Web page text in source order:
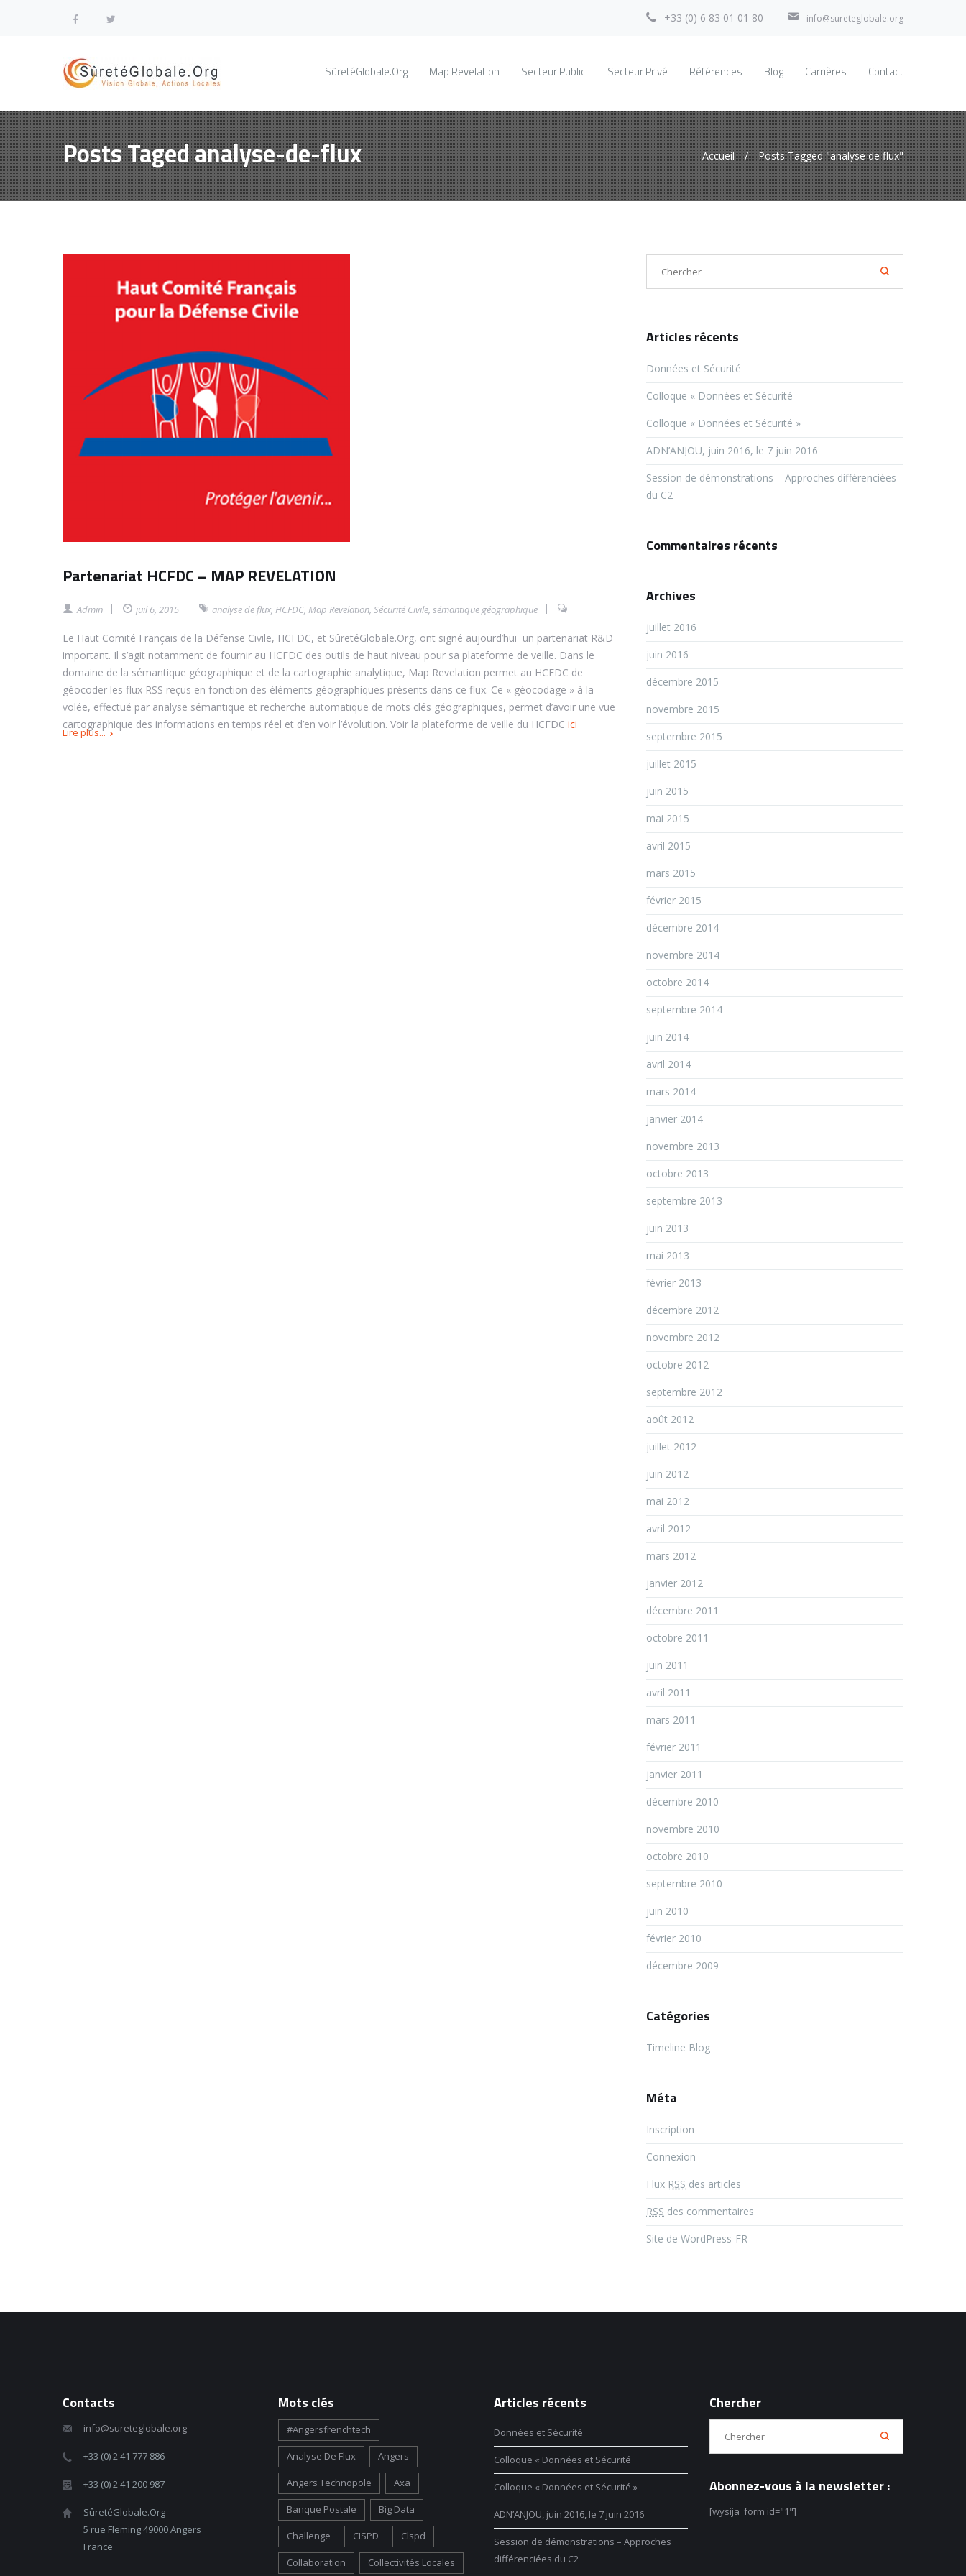
+33 (0) 6 83 01 01 80 info@sureteglobale.org
SûretéGlobale.Org Map Revelation Secteur Public Secteur Privé Références Blog Carrières Contact
Posts Taged analyse-de-flux Accueil / Posts Tagged "analyse de flux"
Partenariat HCFDC – MAP REVELATION
Admin juil 6, 2015 analyse de flux, HCFDC, Map Revelation, Sécurité Civile, sémantique géographique
Le Haut Comité Français de la Défense Civile, HCFDC, et SûretéGlobale.Org, ont signé aujourd’hui un partenariat R&D
important. Il s’agit notamment de fournir au HCFDC des outils de haut niveau pour sa plateforme de veille. Dans le
domaine de la sémantique géographique et de la cartographie analytique, Map Revelation permet au HCFDC de
géocoder les flux RSS reçus en fonction des éléments géographiques présents dans ce flux. Ce « géocodage » à la
volée, effectué par analyse sémantique et recherche automatique de mots clés géographiques, permet d’avoir une vue
cartographique des informations en temps réel et d’en voir l’évolution. Voir la plateforme de veille du HCFDC ici
Lire plus...
Articles récents
Données et Sécurité
Colloque « Données et Sécurité
Colloque « Données et Sécurité »
ADN’ANJOU, juin 2016, le 7 juin 2016
Session de démonstrations – Approches différenciées
du C2
Commentaires récents
Archives
juillet 2016
juin 2016
décembre 2015
novembre 2015
septembre 2015
juillet 2015
juin 2015
mai 2015
avril 2015
mars 2015
février 2015
décembre 2014
novembre 2014
octobre 2014
septembre 2014
juin 2014
avril 2014
mars 2014
janvier 2014
novembre 2013
octobre 2013
septembre 2013
juin 2013
mai 2013
février 2013
décembre 2012
novembre 2012
octobre 2012
septembre 2012
août 2012
juillet 2012
juin 2012
mai 2012
avril 2012
mars 2012
janvier 2012
décembre 2011
octobre 2011
juin 2011
avril 2011
mars 2011
février 2011
janvier 2011
décembre 2010
novembre 2010
octobre 2010
septembre 2010
juin 2010
février 2010
décembre 2009
Catégories
Timeline Blog
Méta
Inscription
Connexion
Flux RSS des articles
RSS des commentaires
Site de WordPress-FR
Contacts
info@sureteglobale.org
+33 (0) 2 41 777 886
+33 (0) 2 41 200 987
SûretéGlobale.Org
5 rue Fleming 49000 Angers
France
Mots clés
#angersfrenchtech
Analyse De Flux Angers
Angers Technopole Axa
Banque Postale Big Data
Challenge CISPD Clspd
Collaboration Collectivités Locales
Articles récents
Données et Sécurité
Colloque « Données et Sécurité
Colloque « Données et Sécurité »
ADN’ANJOU, juin 2016, le 7 juin 2016
Session de démonstrations – Approches
différenciées du C2
Chercher
Abonnez-vous à la newsletter :
[wysija_form id="1"]